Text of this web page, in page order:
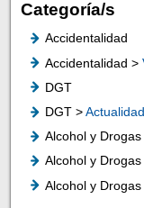
Categoría/s
Accidentalidad
Accidentalidad >
DGT
DGT >Actualidad
Alcohol y Drogas
Alcohol y Drogas
Alcohol y Drogas